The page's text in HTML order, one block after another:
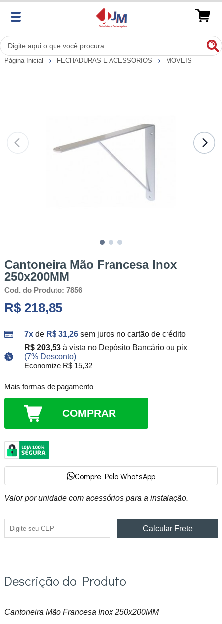
Página Inicial FECHADURAS E ACESSÓRIOS MÓVEIS
Cantoneira Mão Francesa Inox
250x200MM
Cod. do Produto: 7856
R$ 218,85
7xde R$ 31,26 sem juros no cartão de crédito
R$ 203,53 à vista no Depósito Bancário ou pix
(7% Desconto)
Economize R$ 15,32
Mais formas de pagamento
COMPRAR
Compre Pelo WhatsApp
Valor por unidade com acessórios para a instalação.
Descrição do Produto
Cantoneira Mão Francesa Inox 250x200MM